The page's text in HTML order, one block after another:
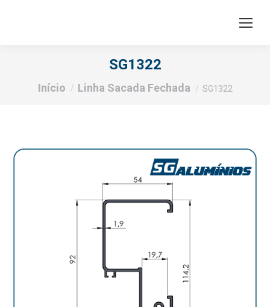
SG1322
Você está aqui:
Início Linha Sacada Fechada SG1322